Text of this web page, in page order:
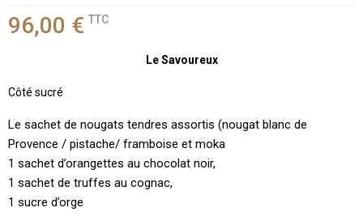
96,00 € TTC
Le Savoureux
Côté sucré
Le sachet de nougats tendres assortis (nougat blanc de
Provence / pistache/ framboise et moka
1 sachet d’orangettes au chocolat noir,
1 sachet de truffes au cognac,
1 sucre d’orge